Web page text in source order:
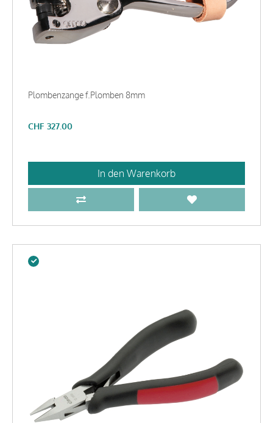
Plombenzange f.Plomben 8mm
CHF 327.00
In den Warenkorb